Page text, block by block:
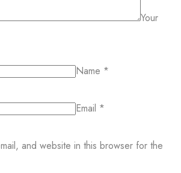
Your
Name *
Email *
and website in this browser for the